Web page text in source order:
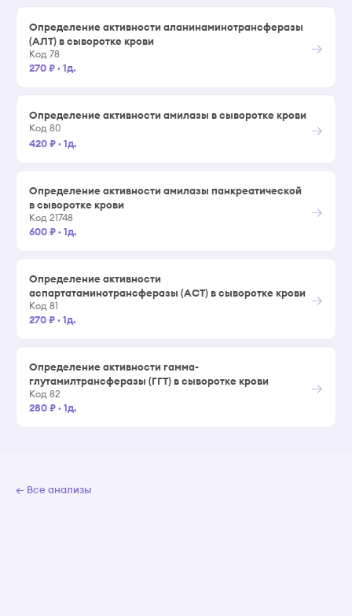
Определение активности аланинаминотрансферазы
(АЛТ) в сыворотке крови
Код 78
270 ₽· 1д.
→
Определение активности амилазы в сыворотке крови
Код 80
420 ₽· 1д.
→
Определение активности амилазы панкреатической
в сыворотке крови
Код 21748
600 ₽· 1д.
→
Определение активности
аспартатаминотрансферазы (АСТ) в сыворотке крови
Код 81
270 ₽· 1д.
→
Определение активности гамма-
глутамилтрансферазы (ГГТ) в сыворотке крови
Код 82
280 ₽· 1д.
→
← Все анализы